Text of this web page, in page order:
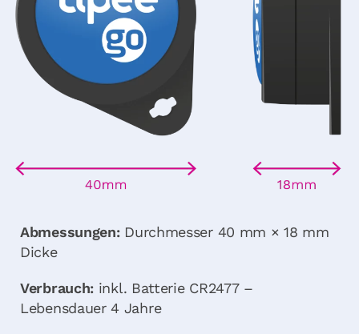
Abmessungen:Durchmesser 40 mm × 18 mm
Dicke
Verbrauch: inkl. Batterie CR2477 –
Lebensdauer 4 Jahre